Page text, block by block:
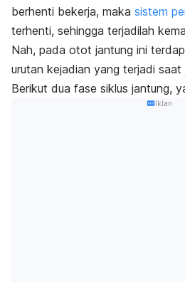
berhenti bekerja, maka sistem
terhenti, sehingga terjadilah
Nah, pada otot jantung ini
urutan kejadian yang terjadi
Berikut dua fase siklus jantung,
Iklan